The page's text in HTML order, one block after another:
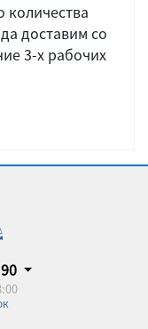
количества
доставим со
3-х рабочих